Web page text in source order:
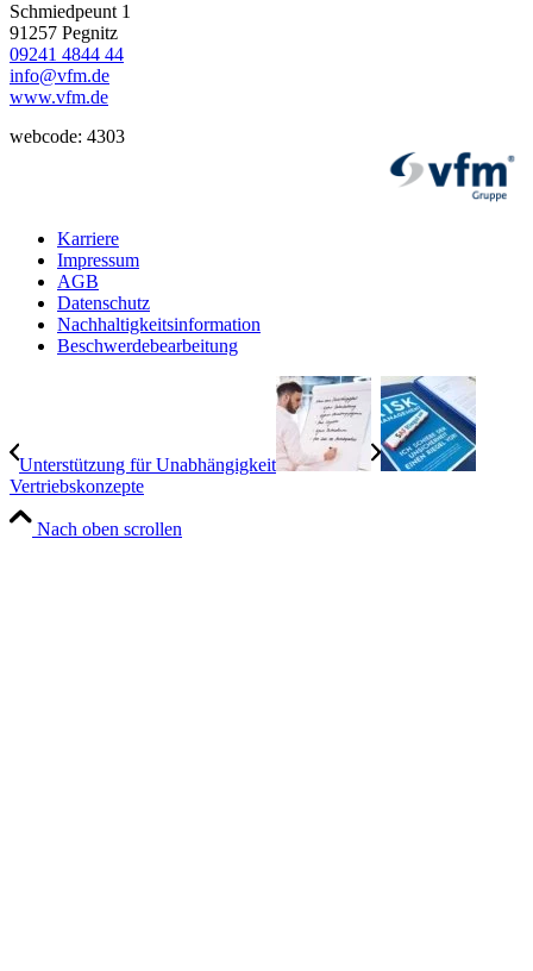
Schmiedpeunt 1
91257 Pegnitz
09241 4844 44
info@vfm.de
www.vfm.de
webcode: 4303
Karriere
Impressum
AGB
Datenschutz
Nachhaltigkeitsinformation
Beschwerdebearbeitung
Unterstützung für Unabhängigkeit
Vertriebskonzepte
Nach oben scrollen